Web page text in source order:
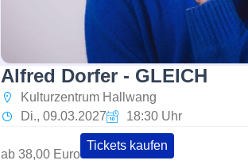
Alfred Dorfer - GLEICH
Kulturzentrum Hallwang
Di., 09.03.2027
18:30 Uhr
ab 38,00 Euro
Tickets kaufen